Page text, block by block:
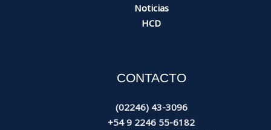
Noticias
HCD
CONTACTO
(02246) 43-3096
+54 9 2246 55-6182